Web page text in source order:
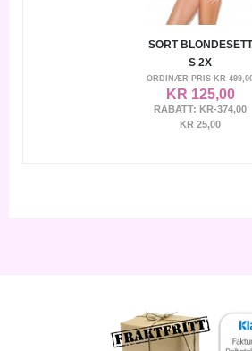
SORT BLONDESETT
S 2X
ORDINÆR PRIS KR
KR 125,00
RABATT: KR-374,00
KR 25,00